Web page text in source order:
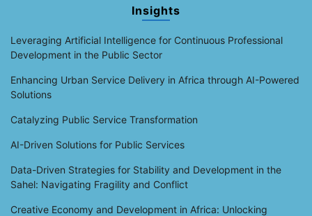
Insights
Leveraging Artificial Intelligence for Continuous Professional
Development in the Public Sector
Enhancing Urban Service Delivery in Africa through AI-Powered
Solutions
Catalyzing Public Service Transformation
AI-Driven Solutions for Public Services
Data-Driven Strategies for Stability and Development in the
Sahel: Navigating Fragility and Conflict
Creative Economy and Development in Africa: Unlocking